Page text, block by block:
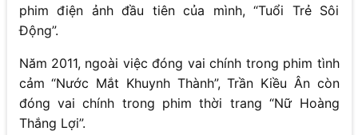
phim điện ảnh đầu tiên của mình, “Tuổi Trẻ Sôi
Động”.
Năm 2011, ngoài việc đóng vai chính trong phim tình
cảm “Nước Mắt Khuynh Thành”, Trần Kiều Ân còn
đóng vai chính trong phim thời trang “Nữ Hoàng
Thắng Lợi”.